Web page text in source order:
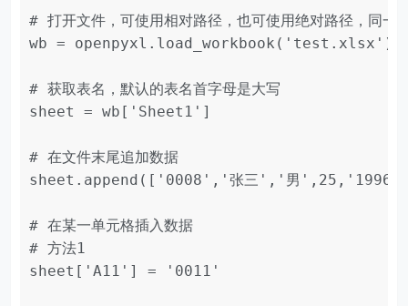
# 打开文件，可使用相对路径，也可使用绝对路径，同一
wb = openpyxl.load_workbook('test.xlsx')
# 获取表名，默认的表名首字母是大写
sheet = wb['Sheet1']
# 在文件末尾追加数据
sheet.append(['0008','张三','男
# 在某一单元格插入数据
# 方法1
sheet['A11'] = '0011'